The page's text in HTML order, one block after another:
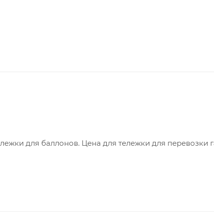
для баллонов. Цена для тележки для перевозки